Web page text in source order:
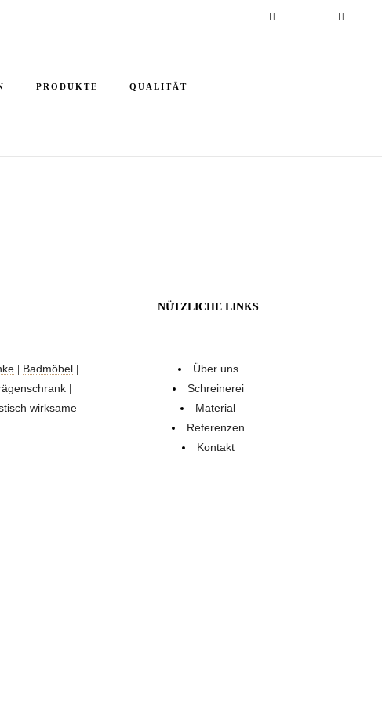
PRODUKTE QUALITÄT
heilbronn-klingler-5
| Badmöbel
wirksame
NÜTZLICHE LINKS
Über uns
Schreinerei
Material
Referenzen
Kontakt